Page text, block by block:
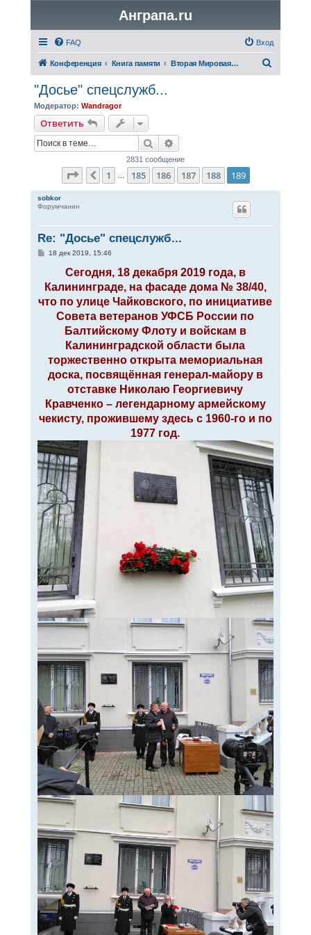
Анграпа.ru
FAQ Вход
Конференция Книга памяти Вторая Мировая война
"Досье" спецслужб...
Модератор: Wandragor
Ответить
Поиск
2831 сообщение
Страница 189из 189
Пред.
1 185 186 187 188 189
sobkor
Форумчанин
Re: "Досье" спецслужб...
С
щ
н
18 дек 2019, 15:46
Сегодня, 18 декабря 2019 года, в
Калининграде, на фасаде дома № 38/40,
что по улице Чайковского, по инициативе
Совета ветеранов УФСБ России по
Балтийскому Флоту и войскам в
Калининградской области была
торжественно открыта мемориальная
доска, посвящённая генерал-майору в
отставке Николаю Георгиевичу
Кравченко – легендарному армейскому
чекисту, прожившему здесь с 1960-го и по
1977 год.